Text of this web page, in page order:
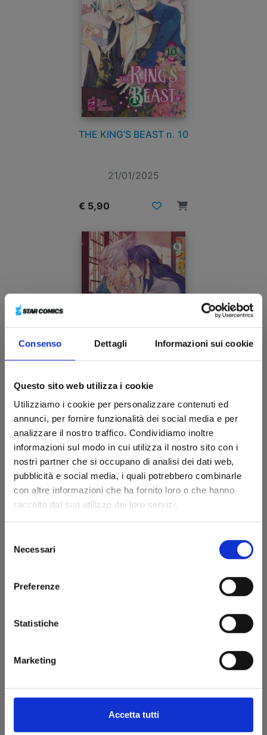
Consenso Dettagli Informazioni sui cookie
Questo sito web utilizza i cookie
Utilizziamo i cookie per personalizzare contenuti ed
annunci, per fornire funzionalità dei social media e per
analizzare il nostro traffico. Condividiamo inoltre
informazioni sul modo in cui utilizza il nostro sito con i
nostri partner che si occupano di analisi dei dati web,
pubblicità e social media, i quali potrebbero combinarle
con altre informazioni che ha fornito loro o che hanno
raccolto dal suo utilizzo dei loro servizi.
delNecessari
Preferenze
Statistiche
Marketing
Accetta tutti
THE KING’S BEAST n. 10
21/01/2025
€ 5,90
THE KING’S BEAST n. 9
12/11/2024
€ 5,90
17/09/2024